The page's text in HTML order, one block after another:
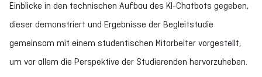
Einblicke in den technischen Aufbau des KI-Chatbots gegeben,
dieser demonstriert und Ergebnisse der Begleitstudie
gemeinsam mit einem studentischen Mitarbeiter vorgestellt,
um vor allem die Perspektive der Studierenden hervorzuheben.